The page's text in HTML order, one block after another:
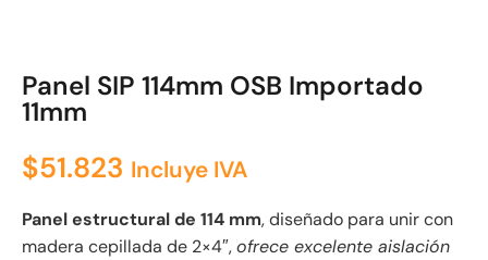
Panel SIP 114mm OSB Importado
11mm
$51.823 Incluye IVA
Panel estructural de 114 mm, diseñado para unir con
madera cepillada de 2×4″,ofrece excelente aislación